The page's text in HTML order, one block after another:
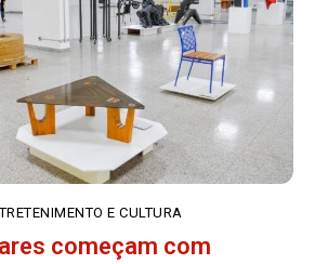
E CULTURA
começam com